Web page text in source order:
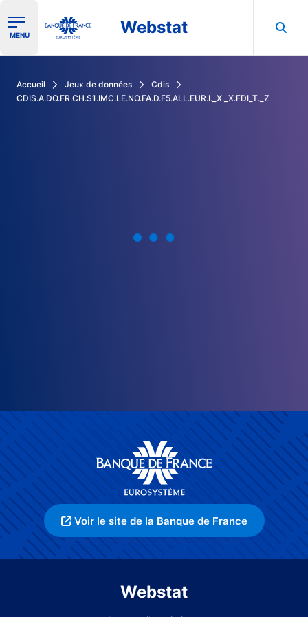
Ouvrir le menu de navigation
MENU Webstat
Accueil Jeux de données
Cdis
CDIS.A.DO.FR.CH.S1.IMC.LE.NO.FA.D.F5.ALL.EUR.I._X._X.FDI_T._Z
Voir le site de la Banque de France
Webstat